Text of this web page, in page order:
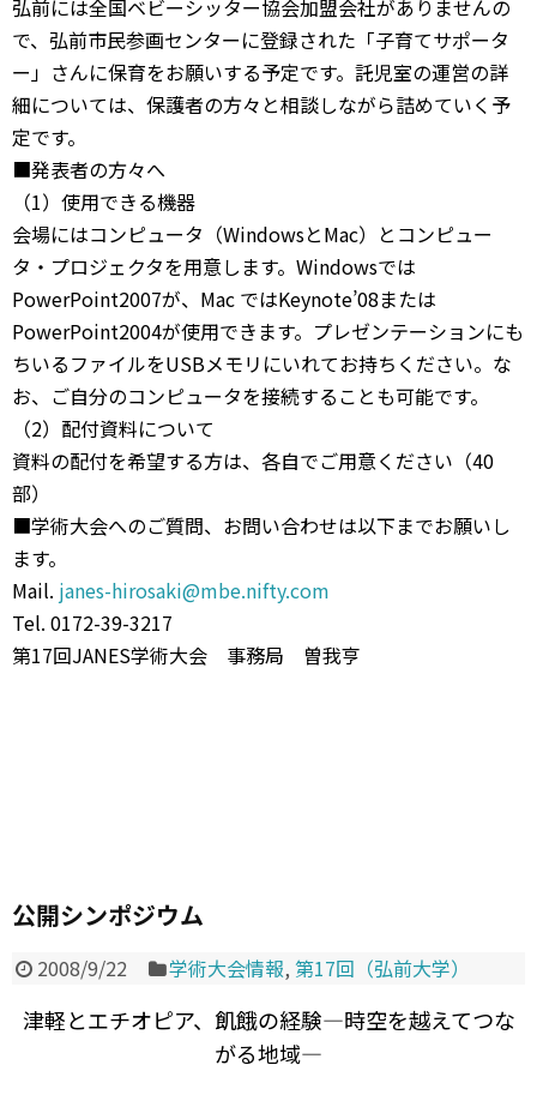
弘前には全国ベビーシッター協会加盟会社がありませんの
で、弘前市民参画センターに登録された「子育てサポータ
ー」さんに保育をお願いする予定です。託児室の運営の詳
細については、保護者の方々と相談しながら詰めていく予
定です。
■発表者の方々へ
（1）使用できる機器
会場にはコンピュータ（WindowsとMac）とコンピュー
タ・プロジェクタを用意します。Windowsでは
PowerPoint2007が、Mac ではKeynote’08または
PowerPoint2004が使用できます。プレゼンテーションにも
ちいるファイルをUSBメモリにいれてお持ちください。な
お、ご自分のコンピュータを接続することも可能です。
（2）配付資料について
資料の配付を希望する方は、各自でご用意ください（40
部）
■学術大会へのご質問、お問い合わせは以下までお願いし
ます。
Mail. janes-hirosaki@mbe.nifty.com
Tel. 0172-39-3217
第17回JANES学術大会 事務局 曽我亨
公開シンポジウム
2008/9/22 学術大会情報,第17回（弘前大学）
津軽とエチオピア、飢餓の経験—時空を越えてつな
がる地域—